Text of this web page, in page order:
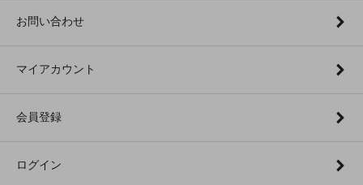
お問い合わせ
マイアカウント
会員登録
ログイン